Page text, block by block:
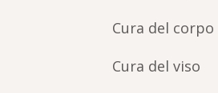
Cura del corpo
Cura del viso